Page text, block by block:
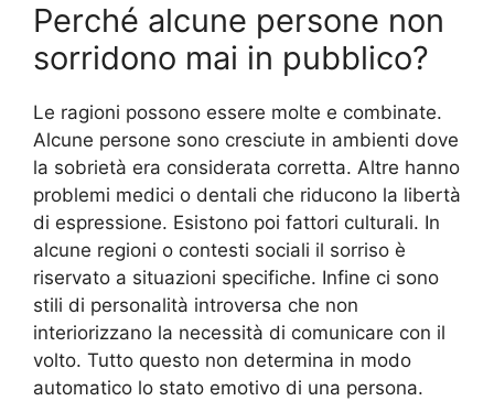
Perché alcune persone non
sorridono mai in pubblico?
Le ragioni possono essere molte e combinate.
Alcune persone sono cresciute in ambienti dove
la sobrietà era considerata corretta. Altre hanno
problemi medici o dentali che riducono la libertà
di espressione. Esistono poi fattori culturali. In
alcune regioni o contesti sociali il sorriso è
riservato a situazioni specifiche. Infine ci sono
stili di personalità introversa che non
interiorizzano la necessità di comunicare con il
volto. Tutto questo non determina in modo
automatico lo stato emotivo di una persona.